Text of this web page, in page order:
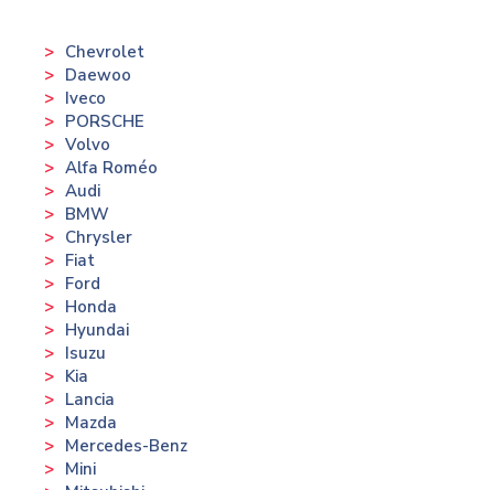
Chevrolet
Daewoo
Iveco
PORSCHE
Volvo
Alfa Roméo
Audi
BMW
Chrysler
Fiat
Ford
Honda
Hyundai
Isuzu
Kia
Lancia
Mazda
Mercedes-Benz
Mini